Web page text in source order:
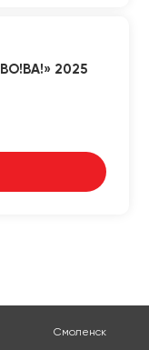
2025
Смоленск